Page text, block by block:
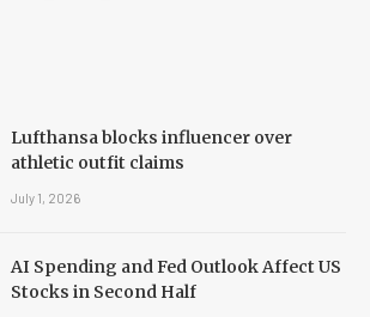
Lufthansa blocks influencer over
athletic outfit claims
July 1, 2026
AI Spending and Fed Outlook Affect US
Stocks in Second Half